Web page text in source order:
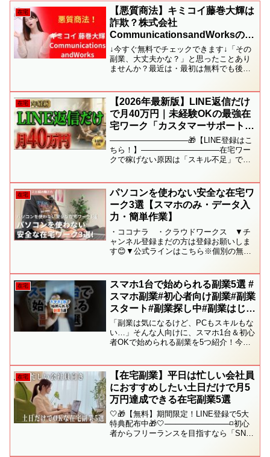
在宅
【悪質商法】キミコイ藤巻大輝は
詐欺？株式会社
CommunicationsandWorksの口
コミ・評判を暴露
↓今すぐ無料でチェックできます↓「その
副業、大丈夫かな？」と思ったことあり
ませんか？最近は・最初は無料でも後か
難しいケースなどの相談をよくいただき
ます。無理に進める前に...
在宅
【2026年最新版】LINE返信だけ
で月40万円｜未経験OKの最強在
宅ワーク「カスタマーサポート」
完全攻略（応募文テンプレ付き）
――――――――――🎁【LINE登録はこ
ちら！】――――――――――在宅ワー
クで稼げない原因は「スキル不足」では
注目される**LINEカスタマーサポート
（LINE...
在宅
パソコンを使わない安全な在宅ワ
ーク3選【スマホのみ・データ入
力・簡単作業】
・ココナラ ・クラウドワークス ▼チ
ャンネル登録まだの方は登録お願いしま
す😊▼公式ラインはこちら※個別の無料
くさんの特典や無料セミナー＆プレゼン
トなども盛りだく...
在宅
スマホ1台で始められる副業5選 #
スマホ副業#初心者向け副業#副業
スタート#副業探し中#副業はじめ
ました#在宅副業#フリマアプリ副
業#スマホで稼ぐ#ショート動画#
お小遣い稼ぎ
「副業は気になるけど、PCもスキルもな
い…」そんな人向けに、スマホ1台＆初心
者OKで始められる副業を5つ紹介！今日
在宅
【在宅副業】平日は忙しい会社員
におすすめしたい土日だけで月5
万円達成できる在宅副業5選
🤍🎁【無料】期間限定！LINE登録で5大
特典配布中🎁🤍────────────◽️初心
者からフリーランスを目指すなら「SNS